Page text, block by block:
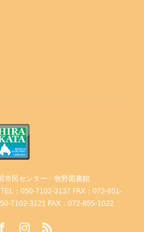
市民センター・牧野図書館
TEL：050-7102-3137 FAX：072-851-
7102-3121 FAX：072-855-1022